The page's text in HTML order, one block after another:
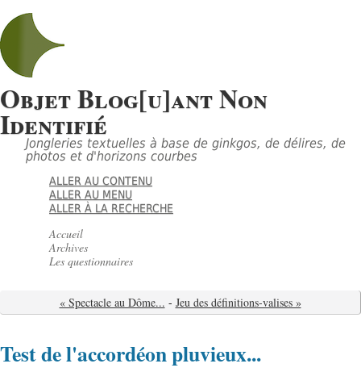
Objet Blog[u]ant Non
Identifié
Jongleries textuelles à base de ginkgos, de délires, de
photos et d'horizons courbes
ALLER AU CONTENU
ALLER AU MENU
ALLER À LA RECHERCHE
Accueil
Archives
Les questionnaires
« Spectacle au Dôme... - Jeu des définitions-valises »
Test de l'accordéon pluvieux...